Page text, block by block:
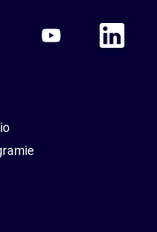
PinterestAccor Youtube
Accor